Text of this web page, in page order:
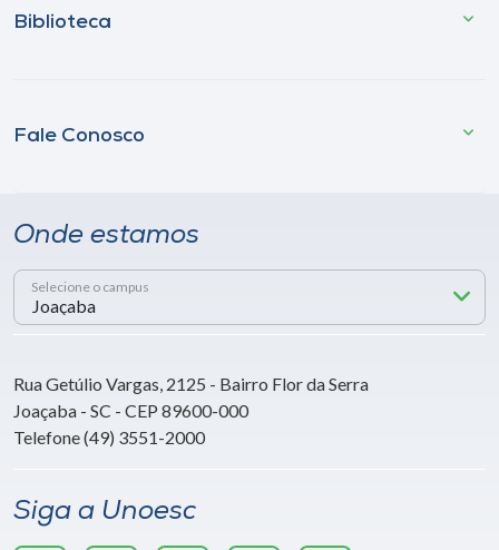
Biblioteca
Fale Conosco
Onde estamos
Selecione o campus
Rua Getúlio Vargas, 2125 - Bairro Flor da Serra
Joaçaba - SC - CEP 89600-000
Telefone (49) 3551-2000
Siga a Unoesc